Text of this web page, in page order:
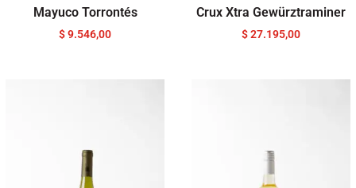
Mayuco Torrontés
$9.546,00
Crux Xtra Gewürztraminer
$27.195,00